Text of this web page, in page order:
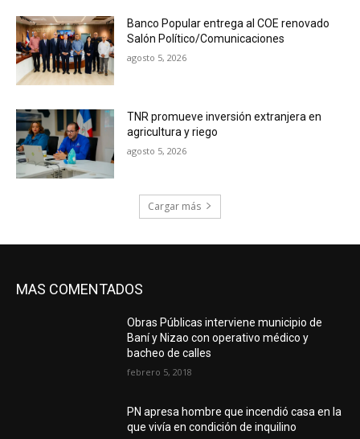
Banco Popular entrega al COE renovado
Salón Político/Comunicaciones
agosto 5, 2026
TNR promueve inversión extranjera en
agricultura y riego
agosto 5, 2026
Cargar más
MAS COMENTADOS
Obras Públicas interviene municipio de
Baní y Nizao con operativo médico y
bacheo de calles
febrero 5, 2018
PN apresa hombre que incendió casa en la
que vivía en condición de inquilino